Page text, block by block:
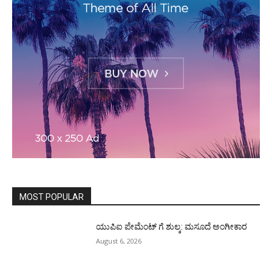
MOST POPULAR
ಯುಪಿಐ ಪೇಮೆಂಟ್ ಗೆ ಶುಲ್ಕ: ಮಸೂದೆ ಅಂಗೀಕಾರ
August 6, 2026